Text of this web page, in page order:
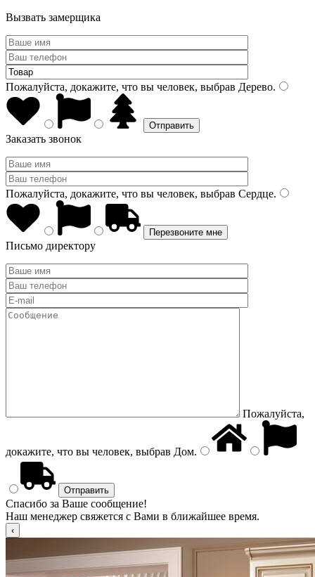
Вызвать замерщика
Пожалуйста, докажите, что вы человек, выбрав Дерево.
Заказать звонок
Пожалуйста, докажите, что вы человек, выбрав Сердце.
Письмо директору
Пожалуйста,
докажите, что вы человек, выбрав Дом.
Спасибо за Ваше сообщение!
Наш менеджер свяжется с Вами в ближайшее время.